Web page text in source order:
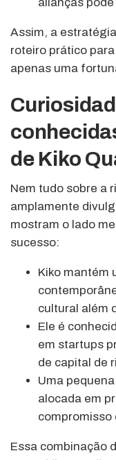
Assim, a
roteiro prático
apenas uma
de Kiko
Nem tudo sobre a
amplamente
mostram o lado
sucesso:
Kiko mantém
cultural além
Ele é
em startups
de capital de
Uma
alocada em
compromisso
Essa combinação